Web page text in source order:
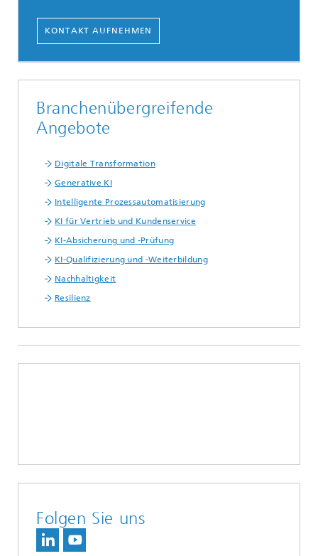
KONTAKT AUFNEHMEN
Branchenübergreifende
Angebote
Digitale Transformation
Generative KI
Intelligente Prozessautomatisierung
KI für Vertrieb und Kundenservice
KI-Absicherung und -Prüfung
KI-Qualifizierung und -Weiterbildung
Nachhaltigkeit
Resilienz
Folgen Sie uns